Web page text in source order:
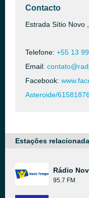
Contacto
Estrada Sítio Novo
Telefone: +55 13
Email:
Facebook:
Asteroide/
Estações
Rádio
95.7 FM